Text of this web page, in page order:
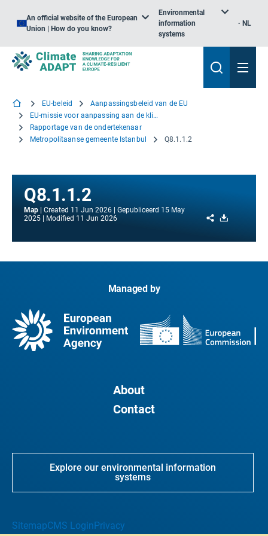
An official website of the European
Union | How do you know?
Environmental
information
systems
NL
EU-beleid
Aanpassingsbeleid van de EU
EU-missie voor aanpassing aan de klimaatverandering
Rapportage van de ondertekenaar
Metropolitaanse gemeente Istanbul
Q8.1.1.2
Q8.1.1.2
Map Created 11 Jun 2026 Gepubliceerd 15 May
2025
Modified 11 Jun 2026 Share
Managed by
About
Contact
Explore our environmental information
systems
SitemapCMS LoginPrivacy